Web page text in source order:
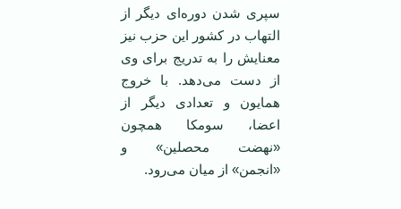
سپری شدن دوره‌ای دیگر از
التهاب در کشور این حزب نیز
معنایش را به تدریج برای وی
از دست می‌دهد. با خروج
همایون و تعدادی دیگر از
اعضا، سومکا همچون
«نهضت محصلین» و
«انجمن» از میان می‌رود.